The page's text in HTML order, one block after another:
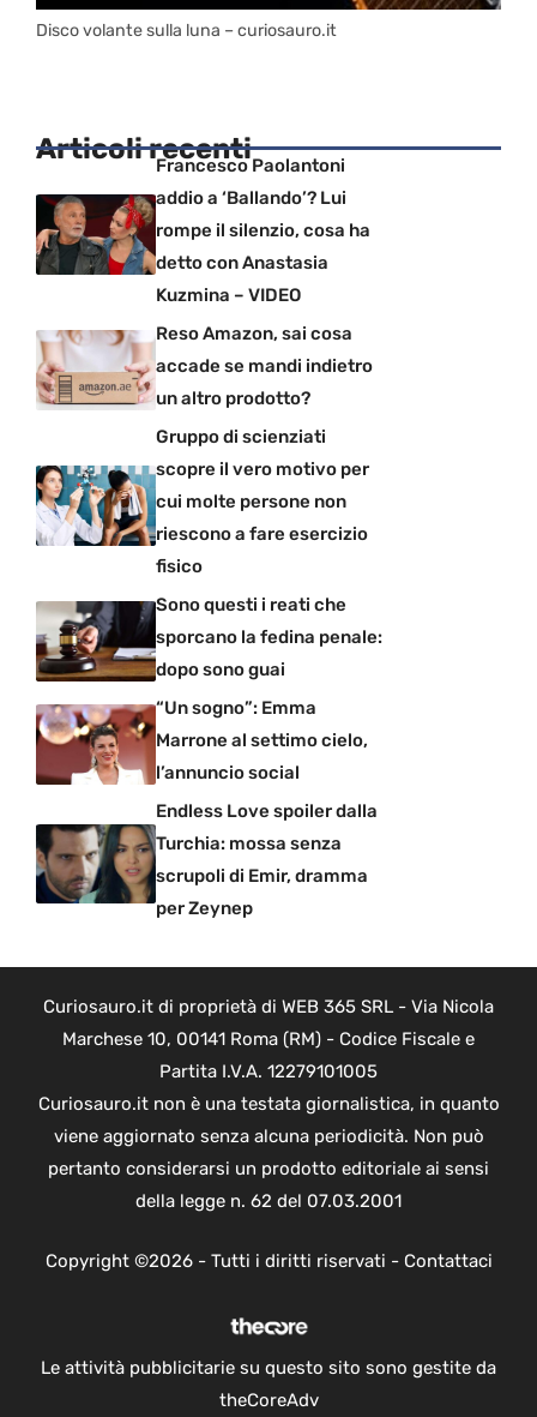
Disco volante sulla luna – curiosauro.it
Articoli recentiFrancesco Paolantoni
addio a ‘Ballando’? Lui
rompe il silenzio, cosa ha
detto con Anastasia
Kuzmina – VIDEO
Reso Amazon, sai cosa
accade se mandi indietro
un altro prodotto?
Gruppo di scienziati
scopre il vero motivo per
cui molte persone non
riescono a fare esercizio
fisico
Sono questi i reati che
sporcano la fedina penale:
dopo sono guai
“Un sogno”: Emma
Marrone al settimo cielo,
l’annuncio social
Endless Love spoiler dalla
Turchia: mossa senza
scrupoli di Emir, dramma
per Zeynep
Curiosauro.it di proprietà di WEB 365 SRL - Via Nicola
Marchese 10, 00141 Roma (RM) - Codice Fiscale e
Partita I.V.A. 12279101005
Curiosauro.it non è una testata giornalistica, in quanto
viene aggiornato senza alcuna periodicità. Non può
pertanto considerarsi un prodotto editoriale ai sensi
della legge n. 62 del 07.03.2001
Copyright ©2026 - Tutti i diritti riservati - Contattaci
Le attività pubblicitarie su questo sito sono gestite da
theCoreAdv